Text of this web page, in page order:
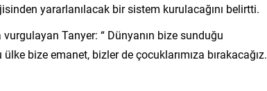
yararlanılacak bir sistem kurulacağını belirtti.
Tanyer: “ Dünyanın bize sunduğu
bize emanet, bizler de çocuklarımıza bırakacağız.